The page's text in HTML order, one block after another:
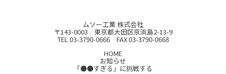
ムソー工業 株式会社
〒143-0003 東京都大田区京浜島2-13-9
TEL 03-3790-0666 FAX 03-3790-0668
HOME
お知らせ
「●●すぎる」に挑戦する